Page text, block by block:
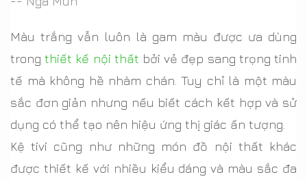
Màu trắng vẫn luôn là gam màu được ưa dùng
trongthiết kế nội thất bởi vẻ đẹp sang trọng tinh
tế mà không hề nhàm chán. Tuy chỉ là một màu
sắc đơn giản nhưng nếu biết cách kết hợp và sử
dụng có thể tạo nên hiệu ứng thị giác ấn tượng.
Kệ tivi cũng như những món đồ nội thất khác
được thiết kế với nhiều kiểu dáng và màu sắc đa